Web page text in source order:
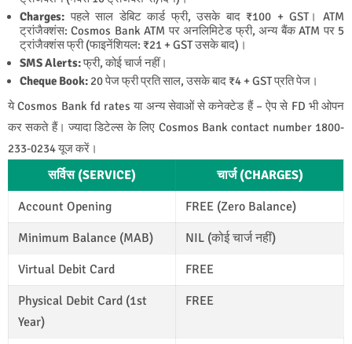
Charges: पहले साल डेबिट कार्ड फ्री, उसके बाद ₹100 + GST। ATM
ट्रांजैक्शंस: Cosmos Bank ATM पर अनलिमिटेड फ्री, अन्य बैंक ATM पर 5
ट्रांजैक्शंस फ्री (फाइनेंशियल: ₹21 + GST उसके बाद)।
SMS Alerts:फ्री, कोई चार्ज नहीं।
Cheque Book: 20 पेज फ्री प्रति साल, उसके बाद ₹4 + GST प्रति पेज।
ये Cosmos Bank fd rates या अन्य सेवाओं से कनेक्टेड हैं – ऐप से FD भी ओपन
कर सकते हैं। ज्यादा डिटेल्स के लिए Cosmos Bank contact number 1800-
233-0234 यूज करें।
सर्विस (SERVICE)
चार्ज (CHARGES)
Account Opening
FREE (Zero Balance)
Minimum Balance (MAB)
NIL (कोई चार्ज नहीं)
Virtual Debit Card
FREE
Physical Debit Card (1st
Year)
FREE